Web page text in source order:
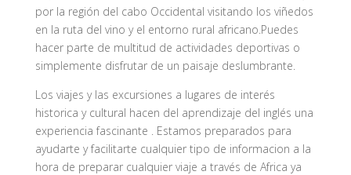
por la región del cabo Occidental visitando los viñedos
en la ruta del vino y el entorno rural africano.Puedes
hacer parte de multitud de actividades deportivas o
simplemente disfrutar de un paisaje deslumbrante.
Los viajes y las excursiones a lugares de interés
historica y cultural hacen del aprendizaje del inglés una
experiencia fascinante . Estamos preparados para
ayudarte y facilitarte cualquier tipo de informacion a la
hora de preparar cualquier viaje a través de Africa ya